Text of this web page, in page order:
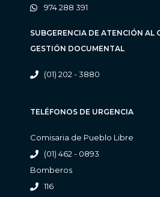
974 288 391
SUBGERENCIA DE ATENCIÓN AL
GESTIÓN DOCUMENTAL
(01) 202 - 3880
TELÉFONOS DE URGENCIA
Comisaria de Pueblo Libre
(01) 462 - 0893
Bomberos
116